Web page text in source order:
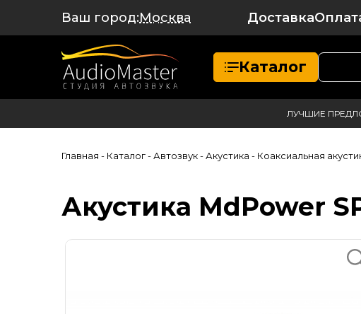
Ваш город:Москва Доставка
Каталог
ЛУЧШИЕ
Главная - Каталог- Автозвук- Акустика - Коаксиальная
Акустика MdPower